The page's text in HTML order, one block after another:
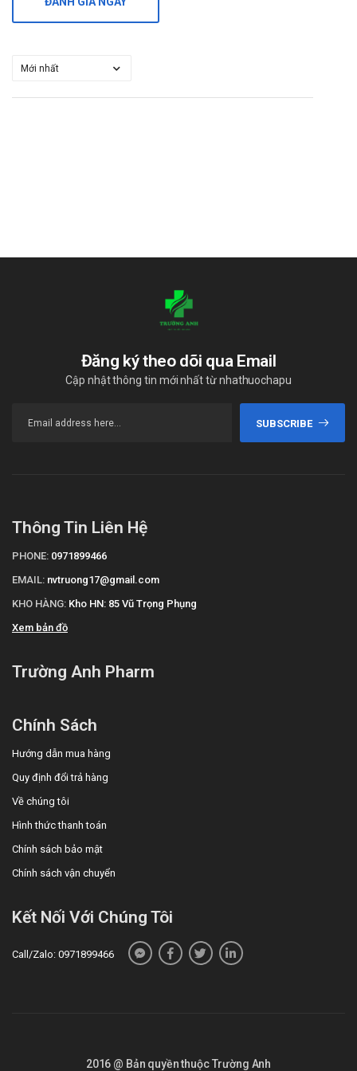
Mua hàng qua số điện thoại hotline:
Đăng ký theo dõi qua Email
Cập nhật thông tin mới nhất từ nhathuochapu
SUBSCRIBE
Thông Tin Liên Hệ
PHONE: 0971899466
EMAIL: nvtruong17@gmail.com
KHO HÀNG: Kho HN: 85 Vũ Trọng Phụng
Xem bản đồ
Trường Anh Pharm
Chính Sách
Hướng dẫn mua hàng
Quy định đổi trả hàng
Về chúng tôi
Hình thức thanh toán
Chính sách bảo mật
Chính sách vận chuyển
Kết Nối Với Chúng Tôi
Call/Zalo: 0971899466
2016 @ Bản quyền thuộc Trường Anh